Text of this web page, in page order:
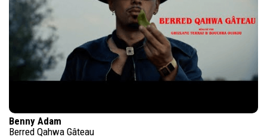
Benny Adam
Berred Qahwa Gâteau